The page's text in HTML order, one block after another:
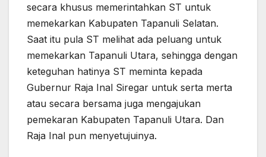
secara khusus memerintahkan ST untuk
memekarkan Kabupaten Tapanuli Selatan.
Saat itu pula ST melihat ada peluang untuk
memekarkan Tapanuli Utara, sehingga dengan
keteguhan hatinya ST meminta kepada
Gubernur Raja Inal Siregar untuk serta merta
atau secara bersama juga mengajukan
pemekaran Kabupaten Tapanuli Utara. Dan
Raja Inal pun menyetujuinya.